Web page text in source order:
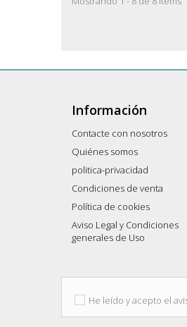
Información
Contacte con nosotros
Quiénes somos
politica-privacidad
Condiciones de venta
Política de cookies
Aviso Legal y Condiciones
generales de Uso
He leído y acepto el